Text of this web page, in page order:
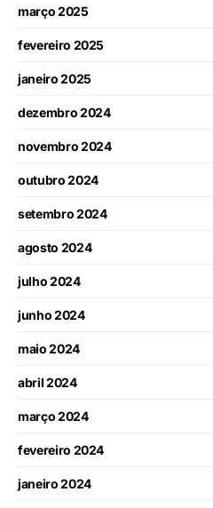
março 2025
fevereiro 2025
janeiro 2025
dezembro 2024
novembro 2024
outubro 2024
setembro 2024
agosto 2024
julho 2024
junho 2024
maio 2024
abril 2024
março 2024
fevereiro 2024
janeiro 2024